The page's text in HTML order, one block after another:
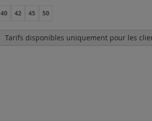
40 42 45 50
Tarifs disponibles uniquement pour les